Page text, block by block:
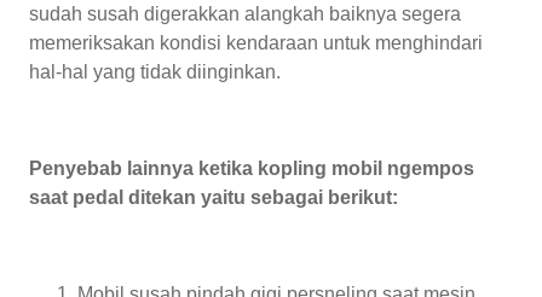
sudah susah digerakkan alangkah baiknya segera
memeriksakan kondisi kendaraan untuk menghindari
hal-hal yang tidak diinginkan.
Penyebab lainnya ketika kopling mobil ngempos
saat pedal ditekan yaitu sebagai berikut: